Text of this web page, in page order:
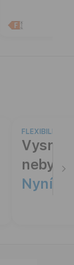
FLEXIBILNÍ
nebylo
Nyní